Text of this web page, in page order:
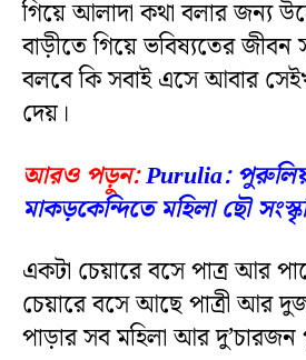
গিয়ে আলাদা কথা বলার জন্য
বাড়ীতে গিয়ে ভবিষ্যতের জীবন
বলবে কি সবাই এসে আবার
দেয়।
আরও পড়ুন:Purulia:
মাকড়কেন্দিতে মহিলা ছৌ
একটা চেয়ারে বসে পাত্র আর
চেয়ারে বসে আছে পাত্রী আর
পাড়ার সব মহিলা আর